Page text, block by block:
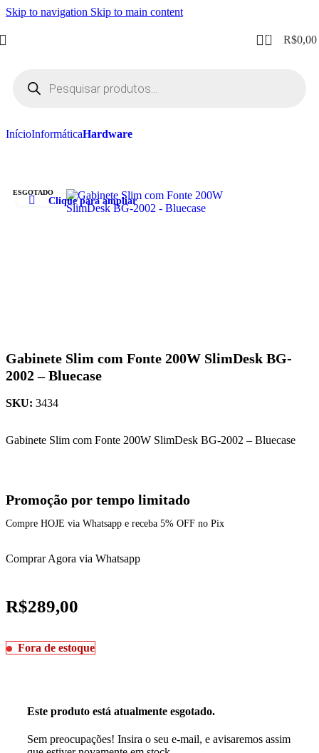
Skip to navigation Skip to main content
0 R$0,00
InícioInformáticaHardware
ESGOTADO
Clique para ampliar
Gabinete Slim com Fonte 200W SlimDesk BG-
2002 – Bluecase
SKU: 3434
Gabinete Slim com Fonte 200W SlimDesk BG-2002 – Bluecase
Promoção por tempo limitado
Compre HOJE via Whatsapp e receba 5% OFF no Pix
Comprar Agora via Whatsapp
R$289,00
Fora de estoque
Este produto está atualmente esgotado.
Sem preocupações! Insira o seu e-mail, e avisaremos assim